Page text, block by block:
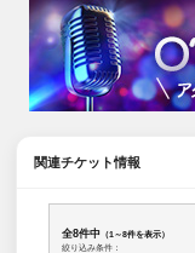
関連チケット情報
全8件中 （1～8件を表示）
絞り込み条件：